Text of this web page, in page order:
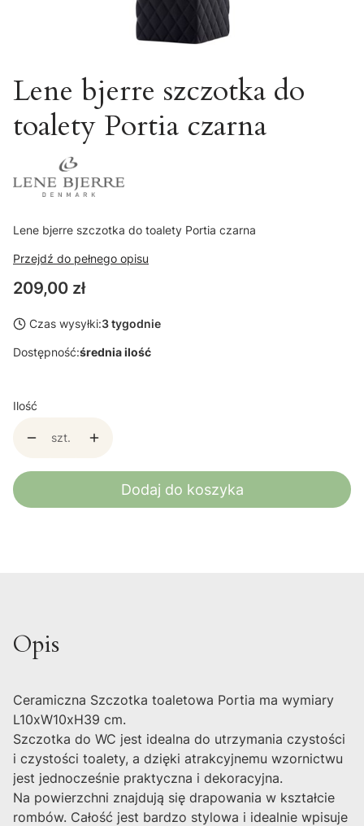
Lene bjerre szczotka do
toalety Portia czarna
Lene bjerre szczotka do toalety Portia czarna
Przejdź do pełnego opisu
Cena
209,00 zł
Czas wysyłki:3 tygodnie
Dostępność:średnia ilość
Ilość
szt.
Dodaj do koszyka
Opis
Ceramiczna Szczotka toaletowa Portia ma wymiary
L10xW10xH39 cm.
Szczotka do WC jest idealna do utrzymania czystości
i czystości toalety, a dzięki atrakcyjnemu wzornictwu
jest jednocześnie praktyczna i dekoracyjna.
Na powierzchni znajdują się drapowania w kształcie
rombów. Całość jest bardzo stylowa i idealnie wpisuje